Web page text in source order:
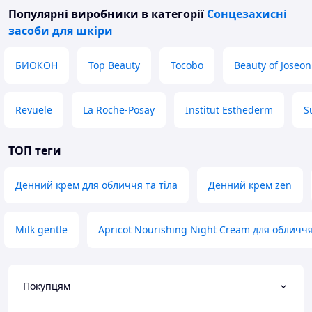
Популярні виробники в категорії Сонцезахисні
засоби для шкіри
БИОКОН Top Beauty Tocobo Beauty of Joseon
Revuele La Roche-Posay Institut Esthederm
ТОП теги
Денний крем для обличчя та тіла Денний крем zen
Milk gentle Apricot Nourishing Night Cream для
Покупцям